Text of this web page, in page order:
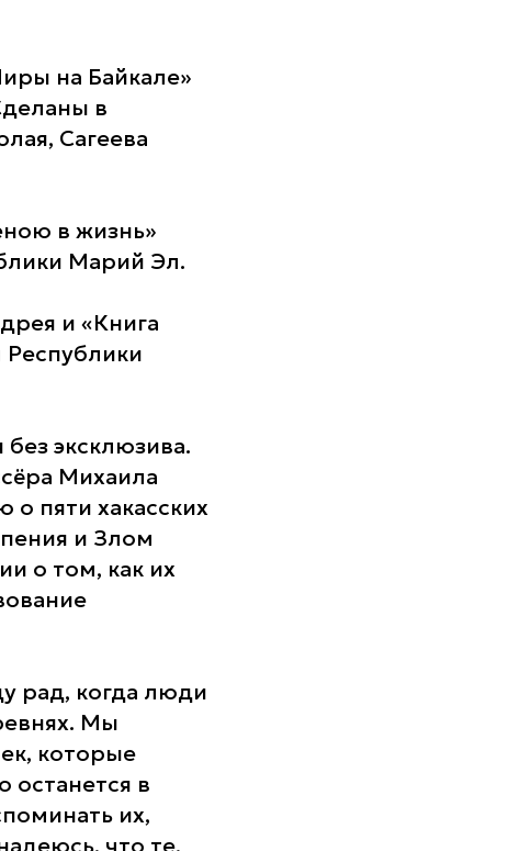
на Байкале»
в
Сагеева
в жизнь»
Марий Эл.
и «Книга
эксклюзива.
Михаила
пяти хакасских
и Злом
о том, как их
рад, когда люди
Мы
которые
останется в
их,
что те,